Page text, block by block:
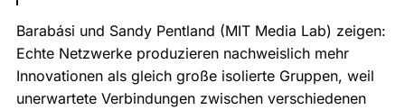
Barabási und Sandy Pentland (MIT Media Lab) zeigen:
Echte Netzwerke produzieren nachweislich mehr
Innovationen als gleich große isolierte Gruppen, weil
unerwartete Verbindungen zwischen verschiedenen